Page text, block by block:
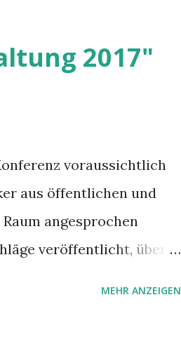
2017"
voraussichtlich
aus öffentlichen und
angesprochen
veröffentlicht, über
MEHR ANZEIGEN